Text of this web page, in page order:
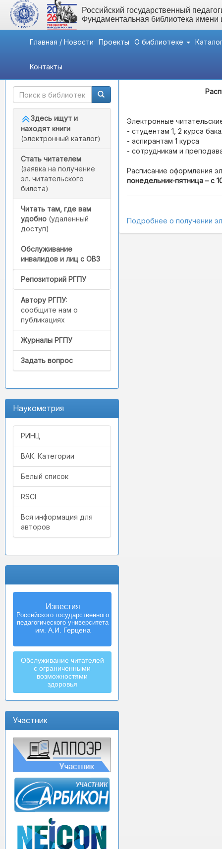
Российский государственный
Фундаментальная библиотека
Главная / Новости Проекты О библиотеке
Контакты
Быстрый доступ
Здесь ищут и
находят книги
(электронный каталог)
Стать читателем
(заявка на получение
эл. читательского
билета)
Читать там, где вам
удобно (удаленный
доступ)
Обслуживание
инвалидов и лиц с ОВЗ
Репозиторий РГПУ
Автору РГПУ:
сообщите нам о
публикациях
Журналы РГПУ
Задать вопрос
Наукометрия
РИНЦ
ВАК. Категории
Белый список
RSCI
Вся информация для
авторов
Известия
Российского государственного
педагогического университета
им. А.И. Герцена
Izvestia:
Herzen University
Journal of
Humanities & Sciences
Обслуживание читателей
с ограниченными
возможностями
здоровья
Участник
Электронные
- студентам 1, 2 курса
- аспирантам 1 курса
- сотрудникам и
Расписание оформления
понедельник-пятница – с
Подробнее о получении